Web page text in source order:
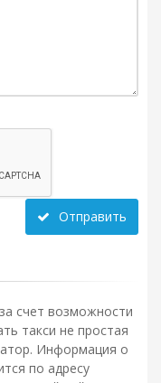
Отправить
счет возможности
такси не простая
Информация о
по адресу